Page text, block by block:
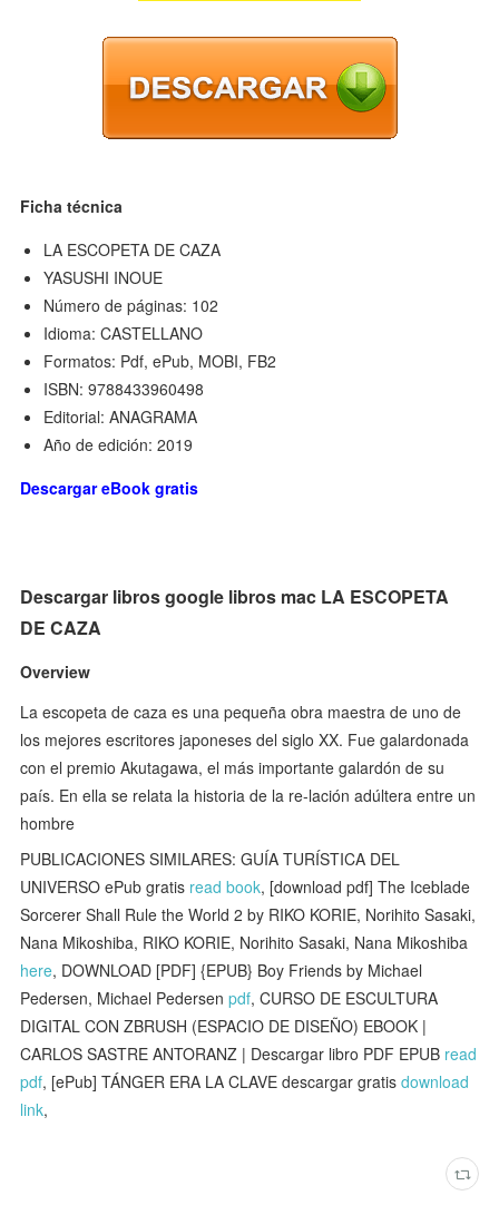
Ficha técnica
LA ESCOPETA DE CAZA
YASUSHI INOUE
Número de páginas: 102
Idioma: CASTELLANO
Formatos: Pdf, ePub, MOBI, FB2
ISBN: 9788433960498
Editorial: ANAGRAMA
Año de edición: 2019
Descargar eBook gratis
Descargar libros google libros mac LA ESCOPETA
DE CAZA
Overview
La escopeta de caza es una pequeña obra maestra de uno de
los mejores escritores japoneses del siglo XX. Fue galardonada
con el premio Akutagawa, el más importante galardón de su
país. En ella se relata la historia de la re-lación adúltera entre un
hombre
PUBLICACIONES SIMILARES: GUÍA TURÍSTICA DEL
UNIVERSO ePub gratis read book, [download pdf] The Iceblade
Sorcerer Shall Rule the World 2 by RIKO KORIE, Norihito Sasaki,
Nana Mikoshiba, RIKO KORIE, Norihito Sasaki, Nana Mikoshiba
here, DOWNLOAD [PDF] {EPUB} Boy Friends by Michael
Pedersen, Michael Pedersenpdf, CURSO DE ESCULTURA
DIGITAL CON ZBRUSH (ESPACIO DE DISEÑO) EBOOK |
CARLOS SASTRE ANTORANZ | Descargar libro PDF EPUB read
pdf, [ePub] TÁNGER ERA LA CLAVE descargar gratisdownload
link,